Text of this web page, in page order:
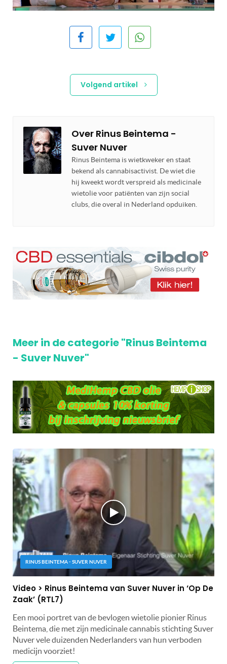
Volgend artikel
Over Rinus Beintema -
Suver Nuver
Rinus Beintema is wietkweker en staat
bekend als cannabisactivist. De wiet die
hij kweekt wordt verspreid als medicinale
wietolie voor patiënten van zijn social
clubs, die overal in Nederland opduiken.
Meer in de categorie "Rinus Beintema
- Suver Nuver"
RINUS BEINTEMA - SUVER NUVER
Video > Rinus Beintema van Suver Nuver in ‘Op De
Zaak’ (RTL7)
Een mooi portret van de bevlogen wietolie pionier Rinus
Beintema, die met zijn medicinale cannabis stichting Suver
Nuver vele duizenden Nederlanders van hun verboden
medicijn voorziet!